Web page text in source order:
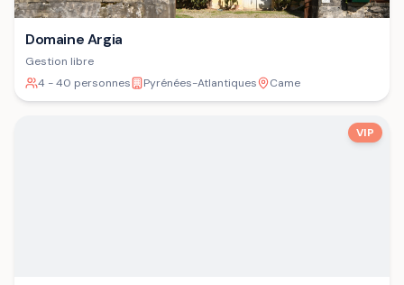
Domaine Argia
Gestion libre
4 - 40 personnes
Pyrénées-Atlantiques Came
VIP